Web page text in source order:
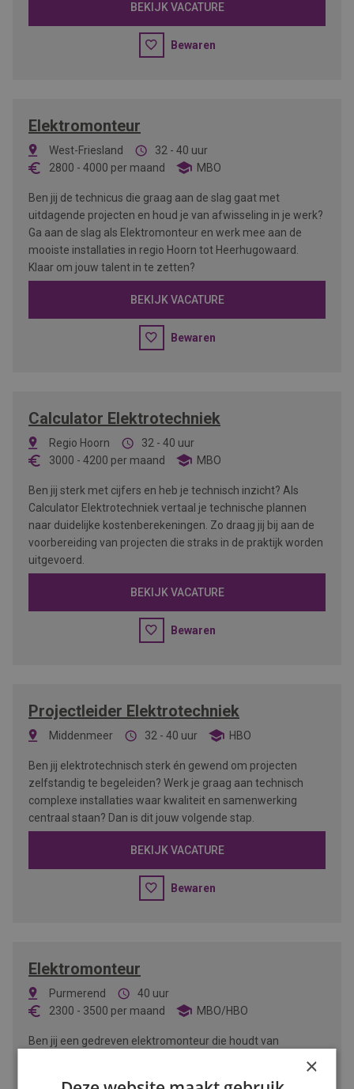
BEKIJK VACATURE
Bewaren
Elektromonteur
West-Friesland
32 - 40 uur
2800 - 4000 per maand MBO
Ben jij de technicus die graag aan de slag gaat met
uitdagende projecten en houd je van afwisseling in je werk?
Ga aan de slag als Elektromonteur en werk mee aan de
mooiste installaties in regio Hoorn tot Heerhugowaard.
Klaar om jouw talent in te zetten?
BEKIJK VACATURE
Bewaren
Calculator Elektrotechniek
Regio Hoorn
32 - 40 uur
3000 - 4200 per maand MBO
Ben jij sterk met cijfers en heb je technisch inzicht? Als
Calculator Elektrotechniek vertaal je technische plannen
naar duidelijke kostenberekeningen. Zo draag jij bij aan de
voorbereiding van projecten die straks in de praktijk worden
uitgevoerd.
BEKIJK VACATURE
Bewaren
Projectleider Elektrotechniek
Middenmeer 32 - 40 uur HBO
Ben jij elektrotechnisch sterk én gewend om projecten
zelfstandig te begeleiden? Werk je graag aan technisch
complexe installaties waar kwaliteit en samenwerking
centraal staan? Dan is dit jouw volgende stap.
BEKIJK VACATURE
Bewaren
Elektromonteur
Purmerend
40 uur
2300 - 3500 per maand MBO/HBO
Ben jij een gedreven elektromonteur die houdt van
vakkennis kunt inzetten in verschillende sectoren? Dan is×